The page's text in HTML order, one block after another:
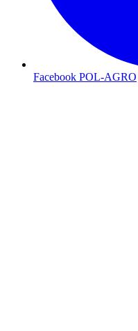
Facebook POL-AGRO